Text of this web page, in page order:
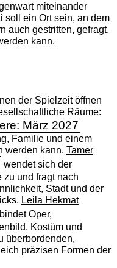
miteinander
soll ein Ort sein, an dem
auch gestritten, gefragt,
kann.
der Spielzeit öffnen
Räume:
März 2027
Familie und einem
werden kann. Tamer
wendet sich der
und fragt nach
Stadt und der
Leila Hekmat
Oper,
Kostüm und
überbordenden,
präzisen Formen der